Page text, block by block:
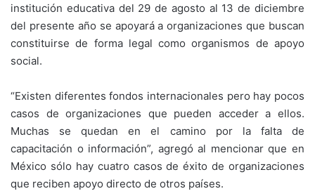
institución educativa del 29 de agosto al 13 de diciembre
del presente año se apoyará a organizaciones que buscan
constituirse de forma legal como organismos de apoyo
social.
“Existen diferentes fondos internacionales pero hay pocos
casos de organizaciones que pueden acceder a ellos.
Muchas se quedan en el camino por la falta de
capacitación o información”, agregó al mencionar que en
México sólo hay cuatro casos de éxito de organizaciones
que reciben apoyo directo de otros países.